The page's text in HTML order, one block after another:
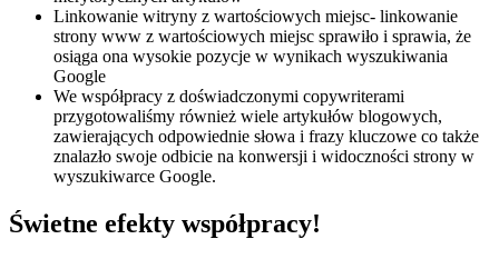
Linkowanie witryny z wartościowych miejsc- linkowanie
strony www z wartościowych miejsc sprawiło i sprawia, że
osiąga ona wysokie pozycje w wynikach wyszukiwania
Google
We współpracy z doświadczonymi copywriterami
przygotowaliśmy również wiele artykułów blogowych,
zawierających odpowiednie słowa i frazy kluczowe co także
znalazło swoje odbicie na konwersji i widoczności strony w
wyszukiwarce Google.
Świetne efekty współpracy!